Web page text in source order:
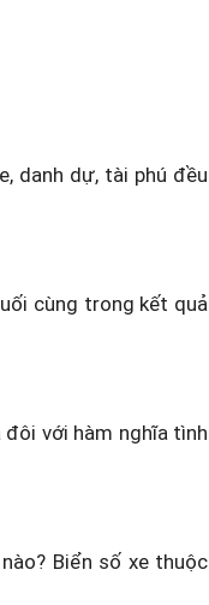
danh dự, tài phú đều
cùng trong kết quả
với hàm nghĩa tình
Biển số xe thuộc